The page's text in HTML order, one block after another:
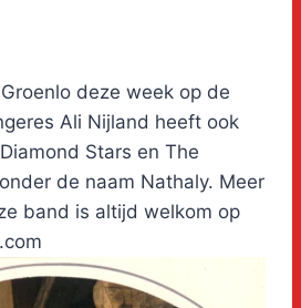
deze week op de
Ali Nijland heeft ook
Stars en The
de naam Nathaly. Meer
band is altijd welkom op